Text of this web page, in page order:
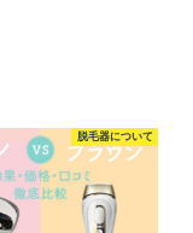
脱毛器について